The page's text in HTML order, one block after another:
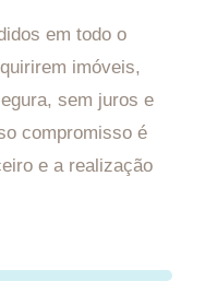
em todo o
imóveis,
sem juros e
compromisso é
e a realização